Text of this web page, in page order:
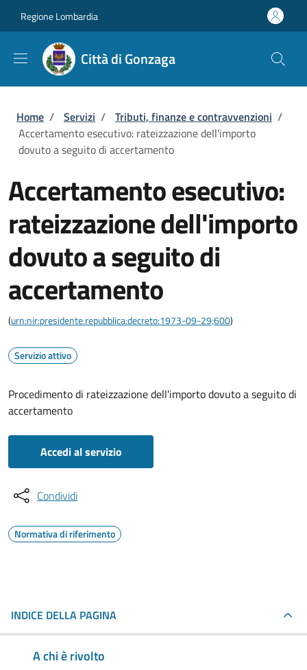
Regione Lombardia
Città di Gonzaga
Briciole di pane
Home / Servizi / Tributi, finanze e contravvenzioni /
Accertamento esecutivo: rateizzazione dell'importo
dovuto a seguito di accertamento
Accertamento esecutivo:
rateizzazione dell'importo
dovuto a seguito di
accertamento
(urn:nir:presidente.repubblica:decreto:1973-09-29;600)
Servizio attivo
Procedimento di rateizzazione dell'importo dovuto a seguito di
accertamento
Accedi al servizio
Condividi
Normativa di riferimento
INDICE DELLA PAGINA
A chi è rivolto